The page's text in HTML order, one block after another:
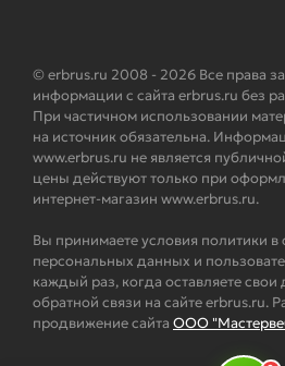
© erbrus.ru 2008 - 2026 Все права
информации с сайта erbrus.ru без
При частичном использовании
на источник обязательна.
www.erbrus.ru не является
цены действуют только при
интернет-магазин www.erbrus.ru.
Вы принимаете условия политики
персональных данных и
каждый раз, когда оставляете
обратной связи на сайте erbrus.ru.
продвижение сайта ООО